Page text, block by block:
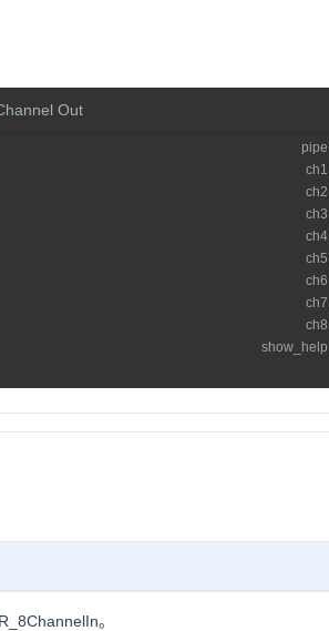
Out
pipe
ch1
ch2
ch3
ch4
ch5
ch6
ch7
ch8
show_help
。